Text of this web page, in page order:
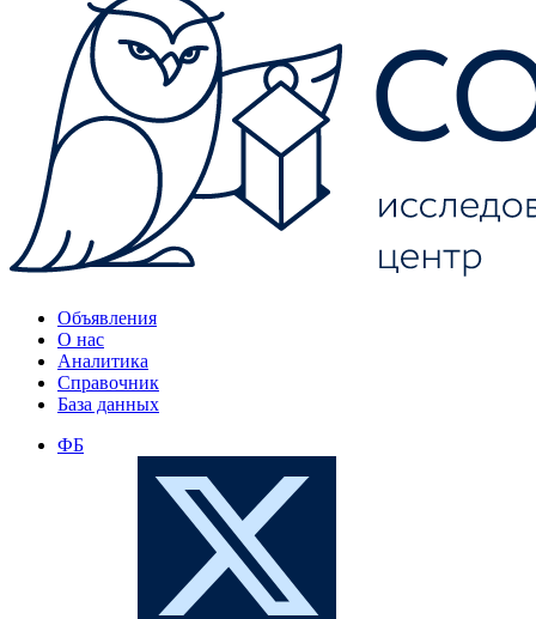
Объявления
О нас
Аналитика
Справочник
База данных
ФБ